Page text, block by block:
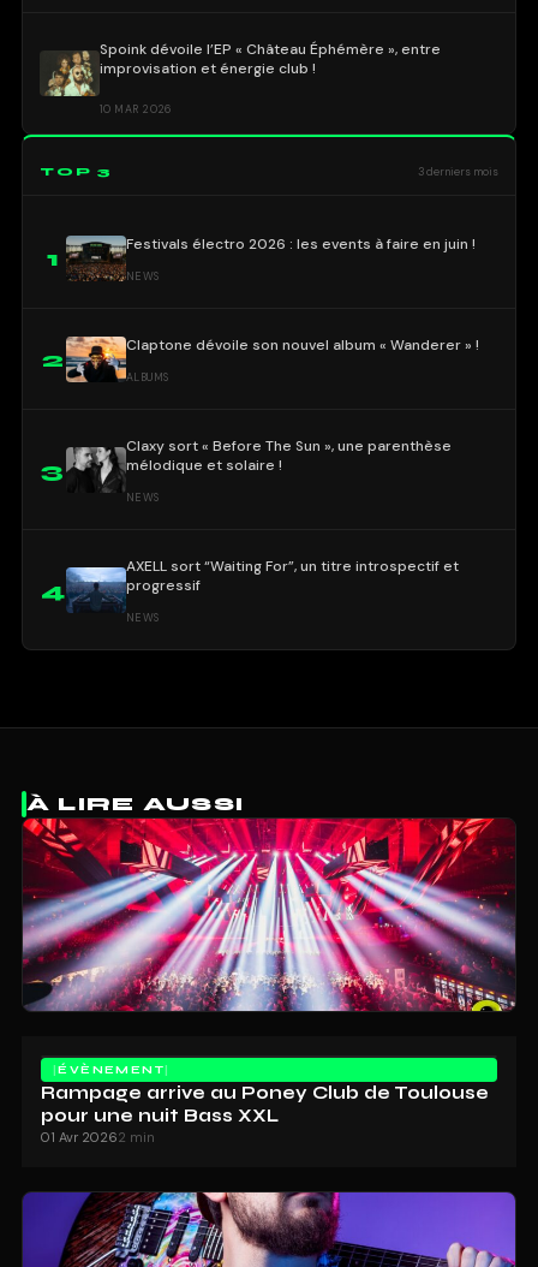
Spoink dévoile l’EP « Château Éphémère », entre
improvisation et énergie club !
10 MAR 2026
TOP 3 3 derniers mois
1
Festivals électro 2026 : les events à faire en juin !
NEWS
2
Claptone dévoile son nouvel album « Wanderer » !
ALBUMS
3
Claxy sort « Before The Sun », une parenthèse
mélodique et solaire !
NEWS
4
AXELL sort “Waiting For”, un titre introspectif et
progressif
NEWS
À LIRE AUSSI
ÉVÈNEMENT
Rampage arrive au Poney Club de Toulouse
pour une nuit Bass XXL
01 Avr 20262 min